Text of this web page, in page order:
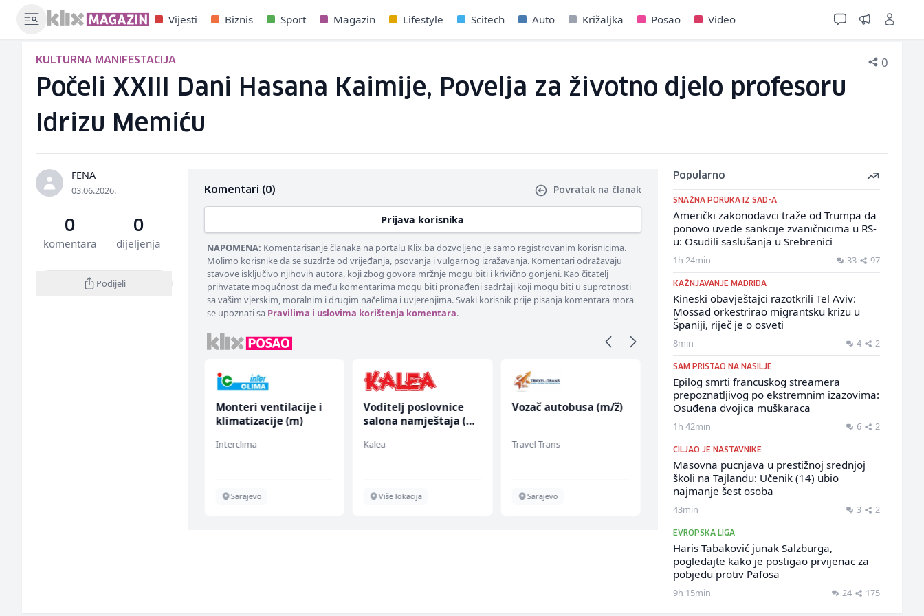
Vijesti Biznis Sport Magazin Lifestyle Scitech Auto Križaljka Posao Video
KULTURNA MANIFESTACIJA 0
Počeli XXIII Dani Hasana Kaimije, Povelja za životno djelo profesoru
Idrizu Memiću
FENA
03.06.2026.
0
komentara
0
dijeljenja
Podijeli
Komentari (0) Povratak na članak
Prijava korisnika
NAPOMENA: Komentarisanje članaka na portalu Klix.ba dozvoljeno je samo registrovanim korisnicima.
Molimo korisnike da se suzdrže od vrijeđanja, psovanja i vulgarnog izražavanja. Komentari odražavaju
stavove isključivo njihovih autora, koji zbog govora mržnje mogu biti i krivično gonjeni. Kao čitatelj
prihvatate mogućnost da među komentarima mogu biti pronađeni sadržaji koji mogu biti u suprotnosti
sa vašim vjerskim, moralnim i drugim načelima i uvjerenjima. Svaki korisnik prije pisanja komentara mora
se upoznati sa Pravilima i uslovima korištenja komentara.
Monteri ventilacije i
klimatizacije (m)
Interclima
Sarajevo
Voditelj poslovnice
salona namještaja (m/
Kalea
Više lokacija
Vozač autobusa (m/ž)
Travel-Trans
Sarajevo
Samostalni
računovođa (m/ž)
General Logistic
Sarajevo
Sachbearbeiter in der
Voice Quality
Management (m/w)
Popularno
SNAŽNA PORUKA IZ SAD-A
Američki zakonodavci traže od Trumpa da
ponovo uvede sankcije zvaničnicima u RS-
u: Osudili saslušanja u Srebrenici
1h 24min 33 97
KAŽNJAVANJE MADRIDA
Kineski obavještajci razotkrili Tel Aviv:
Mossad orkestrirao migrantsku krizu u
Španiji, riječ je o osveti
8min 4 2
SAM PRISTAO NA NASILJE
Epilog smrti francuskog streamera
prepoznatljivog po ekstremnim izazovima:
Osuđena dvojica muškaraca
1h 42min 6 2
CILJAO JE NASTAVNIKE
Masovna pucnjava u prestižnoj srednjoj
školi na Tajlandu: Učenik (14) ubio
najmanje šest osoba
43min 3 2
EVROPSKA LIGA
Haris Tabaković junak Salzburga,
pogledajte kako je postigao prvijenac za
pobjedu protiv Pafosa
9h 15min 24 175